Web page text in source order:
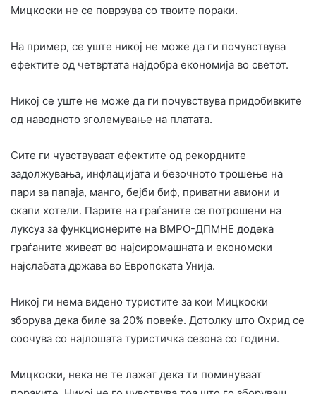
Мицкоски не се поврзува со твоите пораки.
На пример, се уште никој не може да ги почувствува
ефектите од четвртата најдобра економија во светот.
Никој се уште не може да ги почувствува придобивките
од наводното зголемување на платата.
Сите ги чувствуваат ефектите од рекордните
задолжувања, инфлацијата и безочното трошење на
пари за папаја, манго, бејби биф, приватни авиони и
скапи хотели. Парите на граѓаните се потрошени на
луксуз за функционерите на ВМРО-ДПМНЕ додека
граѓаните живеат во најсиромашната и економски
најслабата држава во Европската Унија.
Никој ги нема видено туристите за кои Мицкоски
зборува дека биле за 20% повеќе. Дотолку што Охрид се
соочува со најлошата туристичка сезона со години.
Мицкоски, нека не те лажат дека ти поминуваат